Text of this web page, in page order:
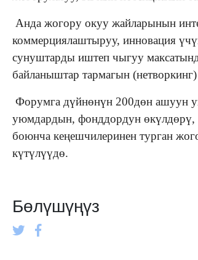
Анда жогору окуу жайларынын
коммерциялаштыруу, инновация
сунуштарды иштеп чыгуу
байланыштар тармагын (нетворкинг)
Форумга дүйнөнүн 200дөн ашуун
уюмдардын, фонддордун өкүлдөрү,
боюнча кеңешчилеринен турган
күтүлүүдө.
Бөлүшүңүз